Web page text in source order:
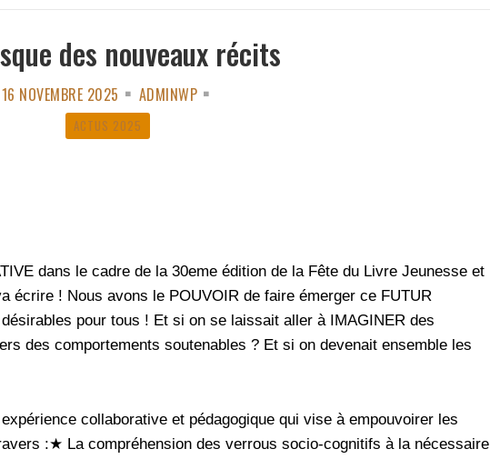
des nouveaux récits
16 NOVEMBRE 2025 ADMINWP
ACTUS 2025
dans le cadre de la 30eme édition de la Fête du Livre Jeunesse et
écrire ! Nous avons le POUVOIR de faire émerger ce FUTUR
pour tous ! Et si on se laissait aller à IMAGINER des
des comportements soutenables ? Et si on devenait ensemble les
collaborative et pédagogique qui vise à empouvoirer les
:★ La compréhension des verrous socio-cognitifs à la nécessaire